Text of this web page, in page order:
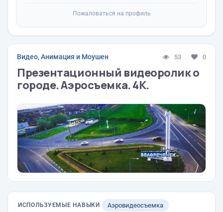
Пожаловаться на профиль
Видео, Анимация и Моушен 53 0
Презентационный видеоролик о
городе. Аэросъемка. 4К.
ИСПОЛЬЗУЕМЫЕ НАВЫКИ Аэровидеосъемка